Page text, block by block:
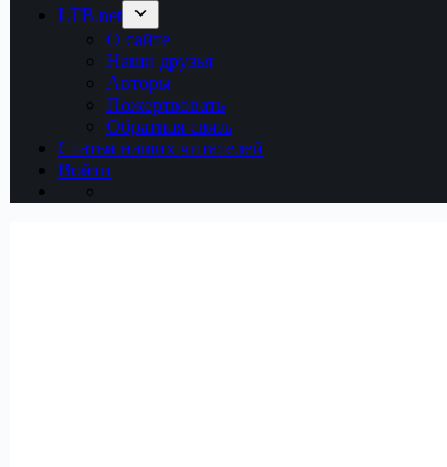
LTB.net
О сайте
Наши друзья
Авторы
Пожертвовать
Обратная связь
Статьи наших читателей
Войти